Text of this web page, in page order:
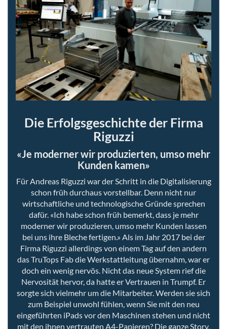
Die Erfolgsgeschichte der Firma
Riguzzi
«Je moderner wir produzierten, umso mehr
Kunden kamen»
Für Andreas Riguzzi war der Schritt in die Digitalisierung
schon früh durchaus vorstellbar. Denn nicht nur
wirtschaftliche und technologische Gründe sprechen
dafür. «Ich habe schon früh bemerkt, dass je mehr
moderner wir produzieren, umso mehr Kunden lassen
bei uns ihre Bleche fertigen.» Als im Jahr 2017 bei der
Firma Riguzzi allerdings von einem Tag auf den andern
das TruTops Fab die Werkstattleitung übernahm, war er
doch ein wenig nervös. Nicht das neue System rief die
Nervosität hervor, da hatte er Vertrauen in Trumpf. Er
sorgte sich vielmehr um die Mitarbeiter. Werden sie sich
zum Beispiel unwohl fühlen, wenn Sie mit den neu
eingeführten iPads vor den Maschinen stehen und nicht
mit den ihnen vertrauten A4-Papieren? Die ganze Story,